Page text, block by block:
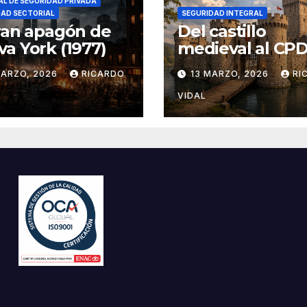
SECTORIAL
apagón de
York (1977)
2026 RICARDO
SEGURIDAD INTEGRAL
Del castillo
medieval al
seguridad por
13 MARZO, 2026
VIDAL